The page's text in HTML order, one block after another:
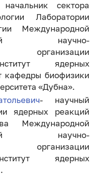
сектора
Лаборатории
Международной
научно-
организации
ядерных
кафедры биофизики
«Дубна».
- научный
ядерных реакций
научно-
организации
ядерных